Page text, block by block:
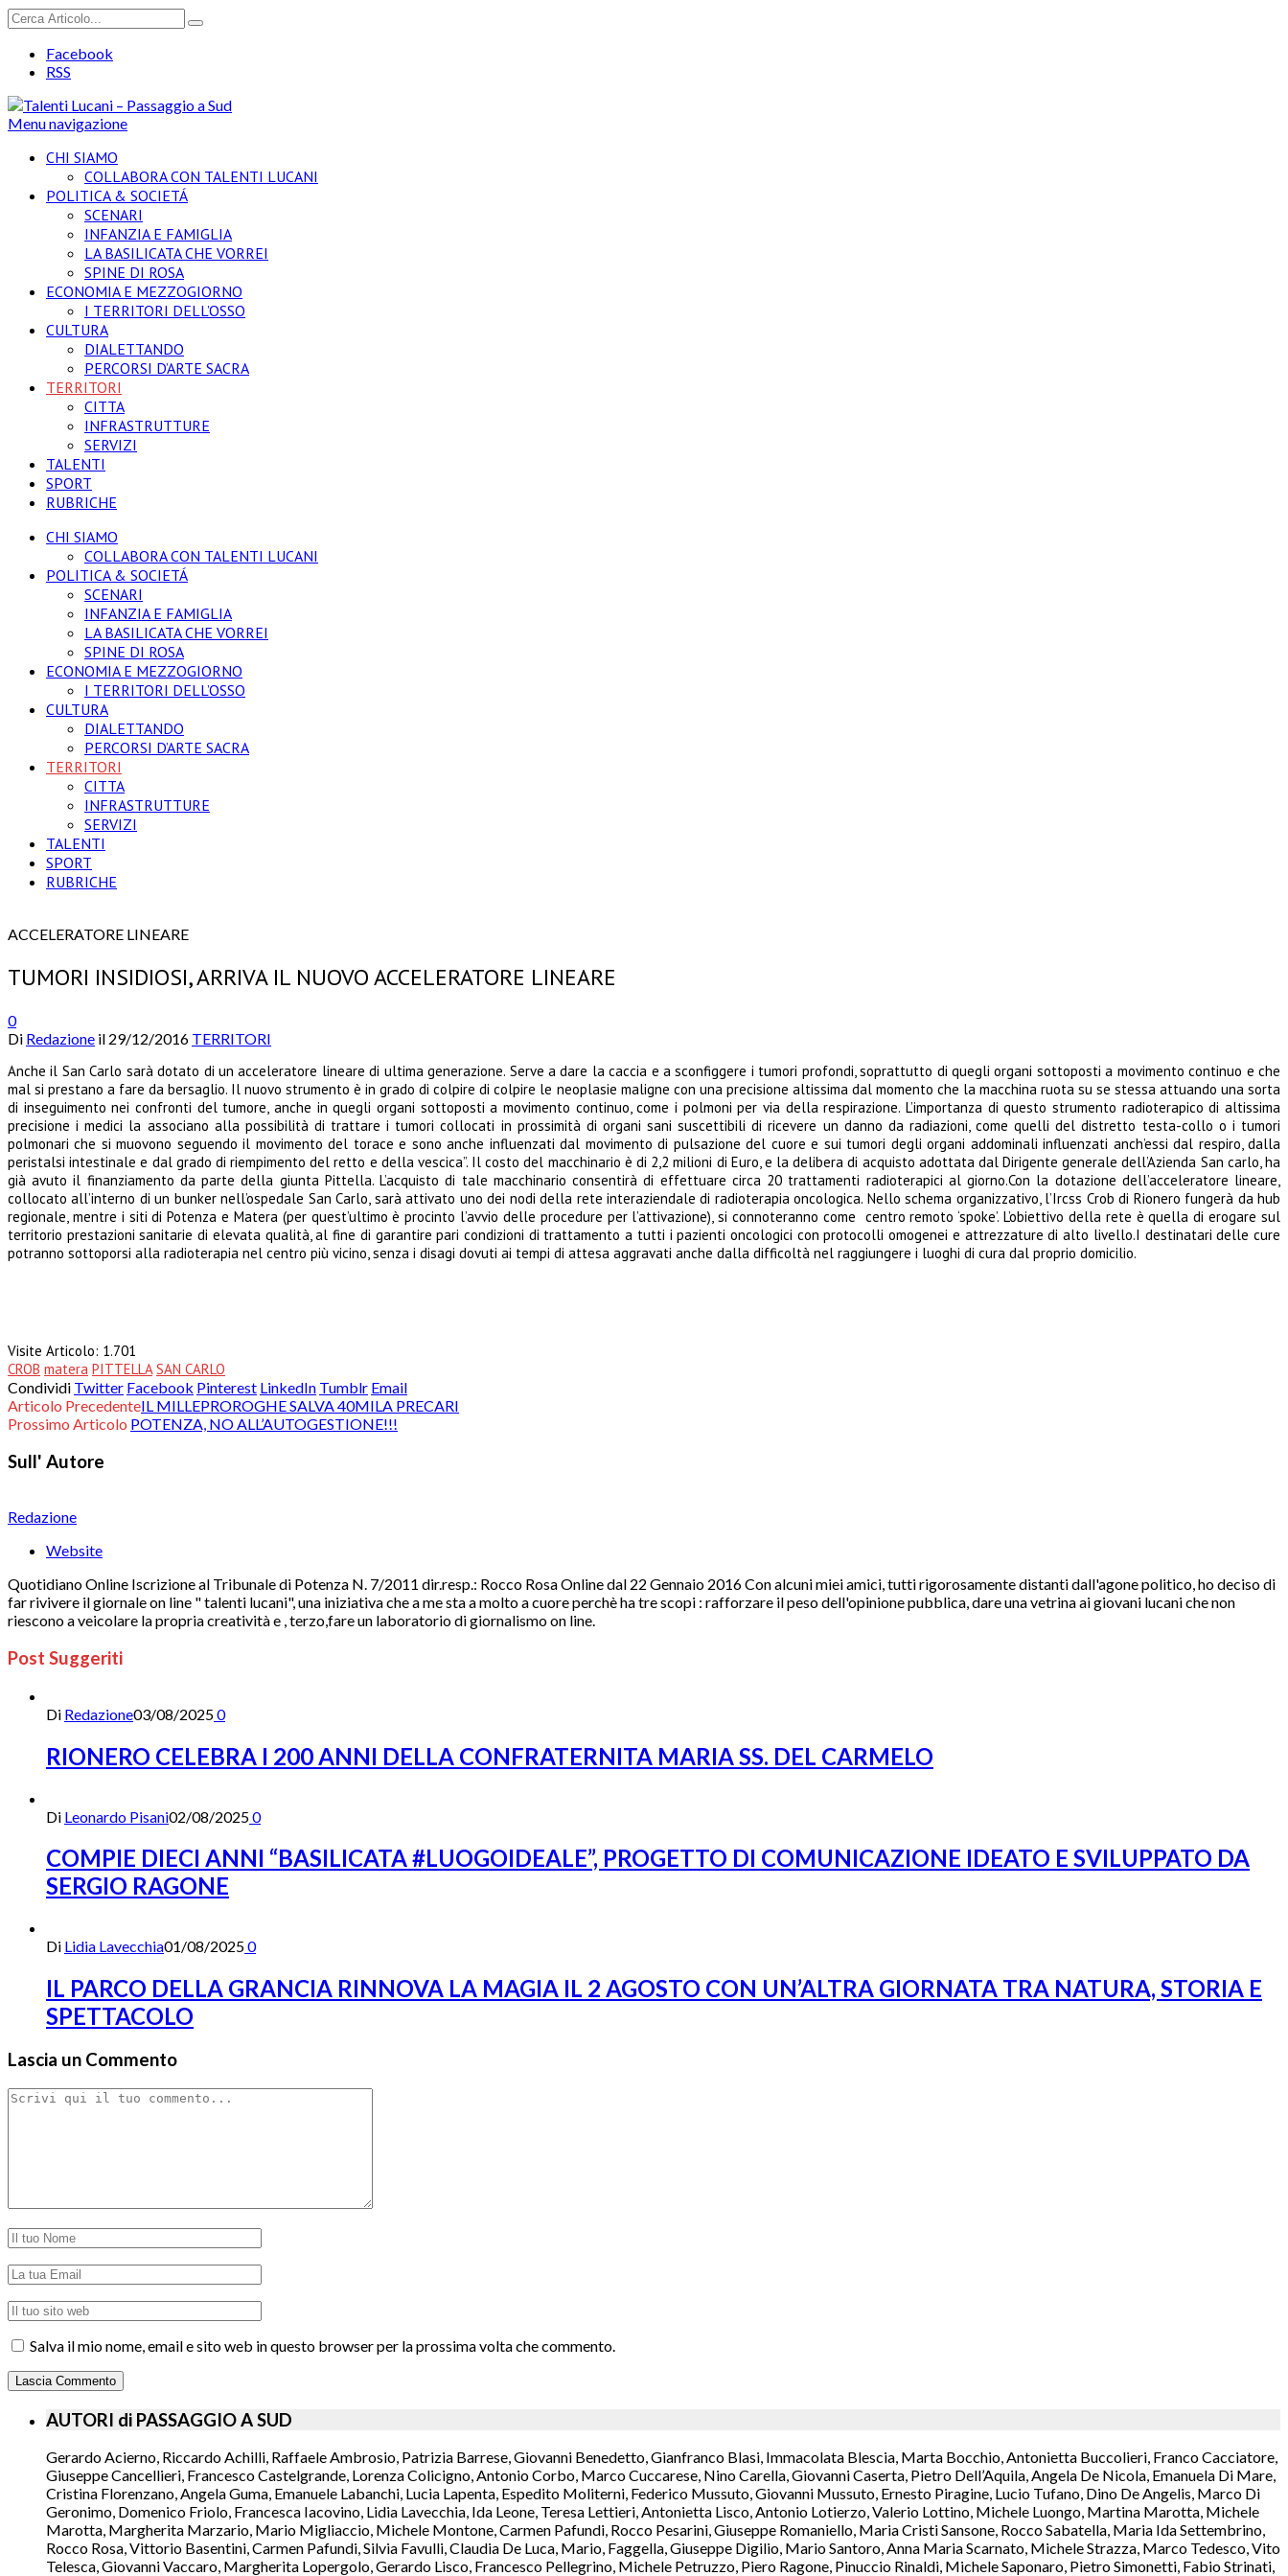
Facebook
RSS
Menu navigazione
CHI SIAMO
COLLABORA CON TALENTI LUCANI
POLITICA & SOCIETÁ
SCENARI
INFANZIA E FAMIGLIA
LA BASILICATA CHE VORREI
SPINE DI ROSA
ECONOMIA E MEZZOGIORNO
I TERRITORI DELL’OSSO
CULTURA
DIALETTANDO
PERCORSI D’ARTE SACRA
TERRITORI
CITTA
INFRASTRUTTURE
SERVIZI
TALENTI
SPORT
RUBRICHE
CHI SIAMO
COLLABORA CON TALENTI LUCANI
POLITICA & SOCIETÁ
SCENARI
INFANZIA E FAMIGLIA
LA BASILICATA CHE VORREI
SPINE DI ROSA
ECONOMIA E MEZZOGIORNO
I TERRITORI DELL’OSSO
CULTURA
DIALETTANDO
PERCORSI D’ARTE SACRA
TERRITORI
CITTA
INFRASTRUTTURE
SERVIZI
TALENTI
SPORT
RUBRICHE
ACCELERATORE LINEARE
TUMORI INSIDIOSI, ARRIVA IL NUOVO ACCELERATORE LINEARE
0
Di Redazione il 29/12/2016 TERRITORI
Anche il San Carlo sarà dotato di un acceleratore lineare di ultima generazione. Serve a dare la caccia e a sconfiggere i tumori profondi, soprattutto di quegli organi sottoposti a movimento continuo e che
mal si prestano a fare da bersaglio. Il nuovo strumento è in grado di colpire di colpire le neoplasie maligne con una precisione altissima dal momento che la macchina ruota su se stessa attuando una sorta
di inseguimento nei confronti del tumore, anche in quegli organi sottoposti a movimento continuo, come i polmoni per via della respirazione. L’importanza di questo strumento radioterapico di altissima
precisione i medici la associano alla possibilità di trattare i tumori collocati in prossimità di organi sani suscettibili di ricevere un danno da radiazioni, come quelli del distretto testa-collo o i tumori
polmonari che si muovono seguendo il movimento del torace e sono anche influenzati dal movimento di pulsazione del cuore e sui tumori degli organi addominali influenzati anch’essi dal respiro, dalla
peristalsi intestinale e dal grado di riempimento del retto e della vescica”. Il costo del macchinario è di 2,2 milioni di Euro, e la delibera di acquisto adottata dal Dirigente generale dell’Azienda San carlo, ha
già avuto il finanziamento da parte della giunta Pittella. L’acquisto di tale macchinario consentirà di effettuare circa 20 trattamenti radioterapici al giorno.Con la dotazione dell’acceleratore lineare,
collocato all’interno di un bunker nell’ospedale San Carlo, sarà attivato uno dei nodi della rete interaziendale di radioterapia oncologica. Nello schema organizzativo, l’Ircss Crob di Rionero fungerà da hub
regionale, mentre i siti di Potenza e Matera (per quest’ultimo è procinto l’avvio delle procedure per l’attivazione), si connoteranno come centro remoto ‘spoke’. L’obiettivo della rete è quella di erogare sul
territorio prestazioni sanitarie di elevata qualità, al fine di garantire pari condizioni di trattamento a tutti i pazienti oncologici con protocolli omogenei e attrezzature di alto livello.I destinatari delle cure
potranno sottoporsi alla radioterapia nel centro più vicino, senza i disagi dovuti ai tempi di attesa aggravati anche dalla difficoltà nel raggiungere i luoghi di cura dal proprio domicilio.
Visite Articolo: 1.701
CROB matera PITTELLA SAN CARLO
Condividi Twitter Facebook Pinterest LinkedIn Tumblr Email
Articolo PrecedenteIL MILLEPROROGHE SALVA 40MILA PRECARI
Prossimo Articolo POTENZA, NO ALL’AUTOGESTIONE!!!
Sull' Autore
Redazione
Website
Quotidiano Online Iscrizione al Tribunale di Potenza N. 7/2011 dir.resp.: Rocco Rosa Online dal 22 Gennaio 2016 Con alcuni miei amici, tutti rigorosamente distanti dall'agone politico, ho deciso di
far rivivere il giornale on line " talenti lucani", una iniziativa che a me sta a molto a cuore perchè ha tre scopi : rafforzare il peso dell'opinione pubblica, dare una vetrina ai giovani lucani che non
riescono a veicolare la propria creatività e , terzo,fare un laboratorio di giornalismo on line.
Post Suggeriti
Di Redazione03/08/20250
RIONERO CELEBRA I 200 ANNI DELLA CONFRATERNITA MARIA SS. DEL CARMELO
Di Leonardo Pisani02/08/20250
COMPIE DIECI ANNI “BASILICATA #LUOGOIDEALE”, PROGETTO DI COMUNICAZIONE IDEATO E SVILUPPATO DA
SERGIO RAGONE
Di Lidia Lavecchia01/08/20250
IL PARCO DELLA GRANCIA RINNOVA LA MAGIA IL 2 AGOSTO CON UN’ALTRA GIORNATA TRA NATURA, STORIA E
SPETTACOLO
Lascia un Commento
Salva il mio nome, email e sito web in questo browser per la prossima volta che commento.
AUTORI di PASSAGGIO A SUD
Gerardo Acierno, Riccardo Achilli, Raffaele Ambrosio, Patrizia Barrese, Giovanni Benedetto, Gianfranco Blasi, Immacolata Blescia, Marta Bocchio, Antonietta Buccolieri, Franco Cacciatore,
Giuseppe Cancellieri, Francesco Castelgrande, Lorenza Colicigno, Antonio Corbo, Marco Cuccarese, Nino Carella, Giovanni Caserta, Pietro Dell’Aquila, Angela De Nicola, Emanuela Di Mare,
Cristina Florenzano, Angela Guma, Emanuele Labanchi, Lucia Lapenta, Espedito Moliterni, Federico Mussuto, Giovanni Mussuto, Ernesto Piragine, Lucio Tufano, Dino De Angelis, Marco Di
Geronimo, Domenico Friolo, Francesca Iacovino, Lidia Lavecchia, Ida Leone, Teresa Lettieri, Antonietta Lisco, Antonio Lotierzo, Valerio Lottino, Michele Luongo, Martina Marotta, Michele
Marotta, Margherita Marzario, Mario Migliaccio, Michele Montone, Carmen Pafundi, Rocco Pesarini, Giuseppe Romaniello, Maria Cristi Sansone, Rocco Sabatella, Maria Ida Settembrino,
Rocco Rosa, Vittorio Basentini, Carmen Pafundi, Silvia Favulli, Claudia De Luca, Mario, Faggella, Giuseppe Digilio, Mario Santoro, Anna Maria Scarnato, Michele Strazza, Marco Tedesco, Vito
Telesca, Giovanni Vaccaro, Margherita Lopergolo, Gerardo Lisco, Francesco Pellegrino, Michele Petruzzo, Piero Ragone, Pinuccio Rinaldi, Michele Saponaro, Pietro Simonetti, Fabio Strinati,